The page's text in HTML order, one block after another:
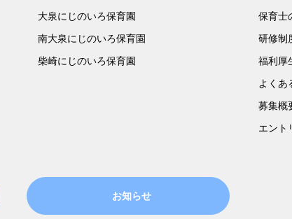
大泉にじのいろ保育園
南大泉にじのいろ保育園
柴崎にじのいろ保育園
保育士
研修制
福利厚
よくあ
募集概
エント
お知らせ